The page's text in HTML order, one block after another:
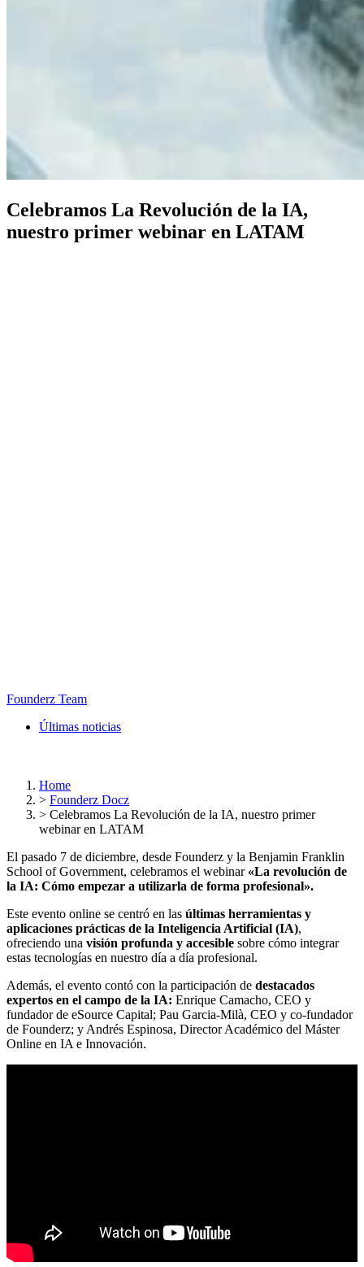
Celebramos La Revolución de la IA,
nuestro primer webinar en LATAM
Founderz Team
Últimas noticias
Home
> Founderz Docz
> Celebramos La Revolución de la IA, nuestro primer
webinar en LATAM
El pasado 7 de diciembre, desde Founderz y la Benjamin Franklin
School of Government, celebramos el webinar «La revolución de
la IA: Cómo empezar a utilizarla de forma profesional».
Este evento online se centró en las últimas herramientas y
aplicaciones prácticas de la Inteligencia Artificial (IA),
ofreciendo una visión profunda y accesible sobre cómo integrar
estas tecnologías en nuestro día a día profesional.
Además, el evento contó con la participación de destacados
expertos en el campo de la IA: Enrique Camacho, CEO y
fundador de eSource Capital; Pau Garcia-Milà, CEO y co-fundador
de Founderz; y Andrés Espinosa, Director Académico del Máster
Online en IA e Innovación.